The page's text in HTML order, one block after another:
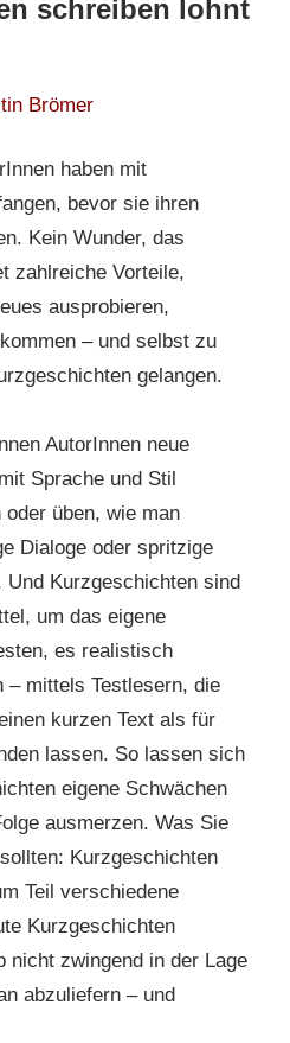
schreiben lohnt
Brömer
haben mit
bevor sie ihren
Kein Wunder, das
zahlreiche Vorteile,
ausprobieren,
– und selbst zu
gelangen.
AutorInnen neue
Sprache und Stil
üben, wie man
Dialoge oder spritzige
Kurzgeschichten sind
um das eigene
es realistisch
– mittels Testlesern, die
kurzen Text als für
lassen. So lassen sich
eigene Schwächen
ausmerzen. Was Sie
Kurzgeschichten
Teil verschiedene
Kurzgeschichten
nicht zwingend in der Lage
abzuliefern – und